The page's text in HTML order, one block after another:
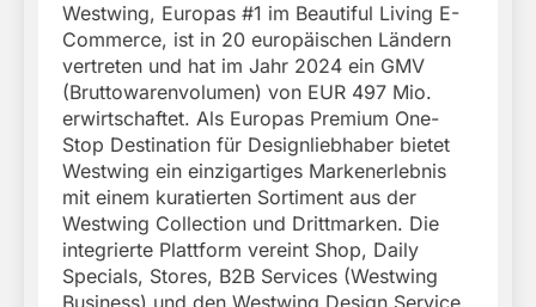
Westwing, Europas #1 im Beautiful Living E-
Commerce, ist in 20 europäischen Ländern
vertreten und hat im Jahr 2024 ein GMV
(Bruttowarenvolumen) von EUR 497 Mio.
erwirtschaftet. Als Europas Premium One-
Stop Destination für Designliebhaber bietet
Westwing ein einzigartiges Markenerlebnis
mit einem kuratierten Sortiment aus der
Westwing Collection und Drittmarken. Die
integrierte Plattform vereint Shop, Daily
Specials, Stores, B2B Services (Westwing